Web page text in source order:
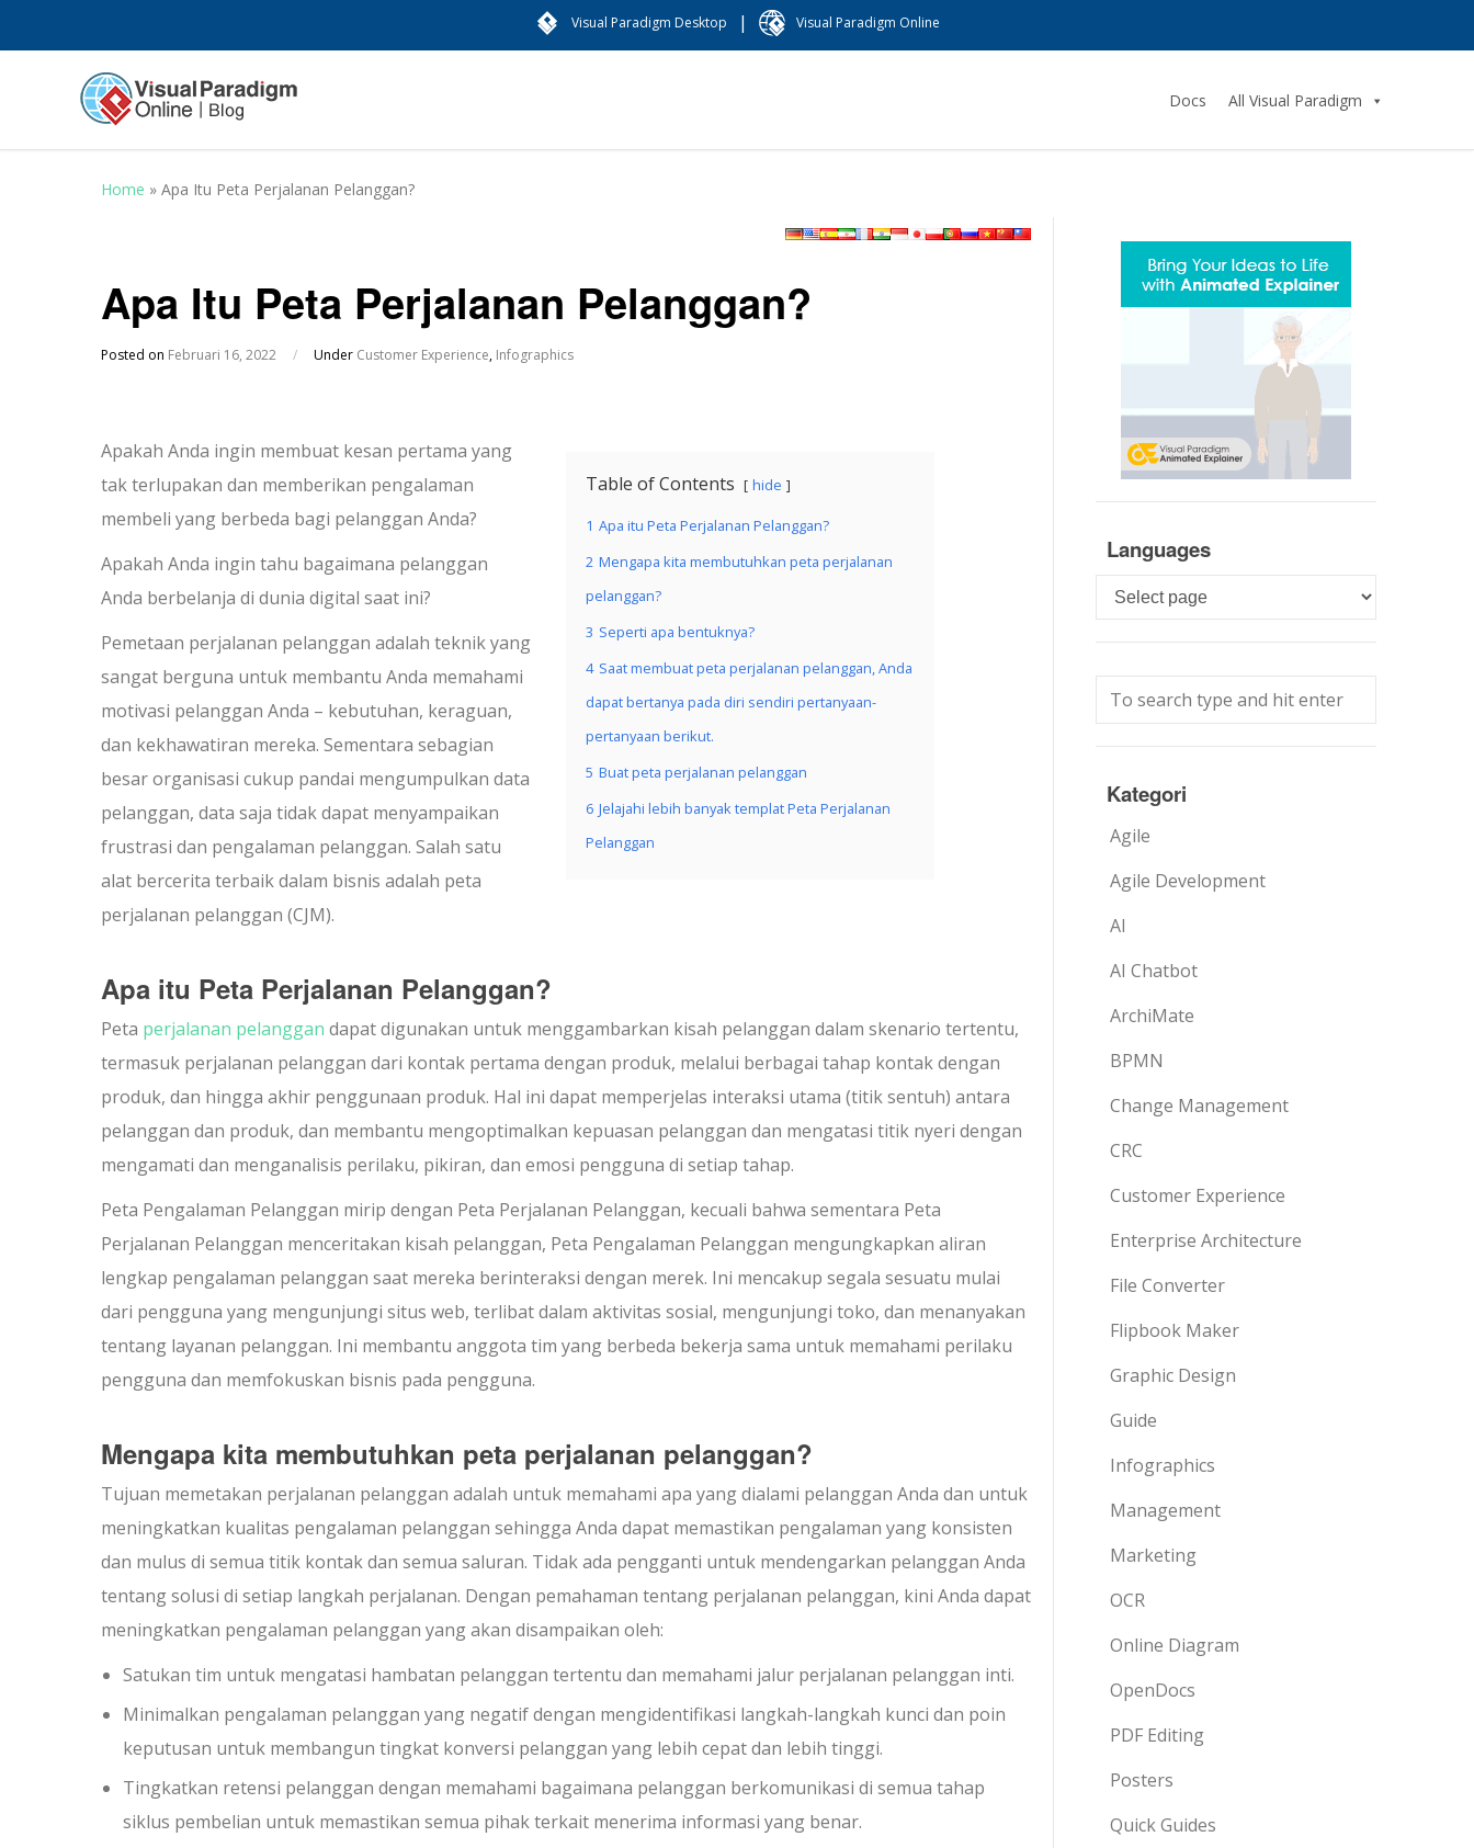
Visual Paradigm Desktop | Visual Paradigm Online
Docs All Visual Paradigm
Home » Apa Itu Peta Perjalanan Pelanggan?
Apa Itu Peta Perjalanan Pelanggan?
Posted on Februari 16, 2022 / Under Customer Experience, Infographics
Table of Contents hide
1 Apa itu Peta Perjalanan Pelanggan?
2 Mengapa kita membutuhkan peta perjalanan
pelanggan?
3 Seperti apa bentuknya?
4 Saat membuat peta perjalanan pelanggan, Anda
dapat bertanya pada diri sendiri pertanyaan-
pertanyaan berikut.
5 Buat peta perjalanan pelanggan
6 Jelajahi lebih banyak templat Peta Perjalanan
Pelanggan
Apakah Anda ingin membuat kesan pertama yang
tak terlupakan dan memberikan pengalaman
membeli yang berbeda bagi pelanggan Anda?
Apakah Anda ingin tahu bagaimana pelanggan
Anda berbelanja di dunia digital saat ini?
Pemetaan perjalanan pelanggan adalah teknik yang
sangat berguna untuk membantu Anda memahami
motivasi pelanggan Anda – kebutuhan, keraguan,
dan kekhawatiran mereka. Sementara sebagian
besar organisasi cukup pandai mengumpulkan data
pelanggan, data saja tidak dapat menyampaikan
frustrasi dan pengalaman pelanggan. Salah satu
alat bercerita terbaik dalam bisnis adalah peta
perjalanan pelanggan (CJM).
Apa itu Peta Perjalanan Pelanggan?
Peta perjalanan pelanggan dapat digunakan untuk menggambarkan kisah pelanggan dalam skenario tertentu,
termasuk perjalanan pelanggan dari kontak pertama dengan produk, melalui berbagai tahap kontak dengan
produk, dan hingga akhir penggunaan produk. Hal ini dapat memperjelas interaksi utama (titik sentuh) antara
pelanggan dan produk, dan membantu mengoptimalkan kepuasan pelanggan dan mengatasi titik nyeri dengan
mengamati dan menganalisis perilaku, pikiran, dan emosi pengguna di setiap tahap.
Peta Pengalaman Pelanggan mirip dengan Peta Perjalanan Pelanggan, kecuali bahwa sementara Peta
Perjalanan Pelanggan menceritakan kisah pelanggan, Peta Pengalaman Pelanggan mengungkapkan aliran
lengkap pengalaman pelanggan saat mereka berinteraksi dengan merek. Ini mencakup segala sesuatu mulai
dari pengguna yang mengunjungi situs web, terlibat dalam aktivitas sosial, mengunjungi toko, dan menanyakan
tentang layanan pelanggan. Ini membantu anggota tim yang berbeda bekerja sama untuk memahami perilaku
pengguna dan memfokuskan bisnis pada pengguna.
Mengapa kita membutuhkan peta perjalanan pelanggan?
Tujuan memetakan perjalanan pelanggan adalah untuk memahami apa yang dialami pelanggan Anda dan untuk
meningkatkan kualitas pengalaman pelanggan sehingga Anda dapat memastikan pengalaman yang konsisten
dan mulus di semua titik kontak dan semua saluran. Tidak ada pengganti untuk mendengarkan pelanggan Anda
tentang solusi di setiap langkah perjalanan. Dengan pemahaman tentang perjalanan pelanggan, kini Anda dapat
meningkatkan pengalaman pelanggan yang akan disampaikan oleh:
Satukan tim untuk mengatasi hambatan pelanggan tertentu dan memahami jalur perjalanan pelanggan inti.
Minimalkan pengalaman pelanggan yang negatif dengan mengidentifikasi langkah-langkah kunci dan poin
keputusan untuk membangun tingkat konversi pelanggan yang lebih cepat dan lebih tinggi.
Tingkatkan retensi pelanggan dengan memahami bagaimana pelanggan berkomunikasi di semua tahap
siklus pembelian untuk memastikan semua pihak terkait menerima informasi yang benar.
Languages
Languages
Kategori
Agile
Agile Development
AI
AI Chatbot
ArchiMate
BPMN
Change Management
CRC
Customer Experience
Enterprise Architecture
File Converter
Flipbook Maker
Graphic Design
Guide
Infographics
Management
Marketing
OCR
Online Diagram
OpenDocs
PDF Editing
Posters
Quick Guides